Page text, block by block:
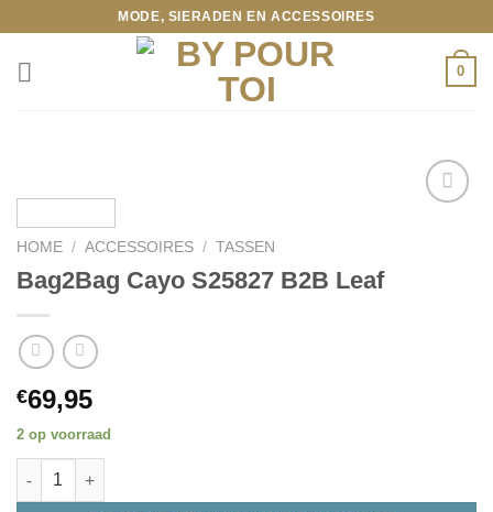
inhoud
MODE, SIERADEN EN ACCESSOIRES
0
HOME / ACCESSOIRES / TASSEN
Bag2Bag Cayo S25827 B2B Leaf
€69,95
2 op voorraad
Bag2Bag Cayo S25827 B2B Leaf aantal